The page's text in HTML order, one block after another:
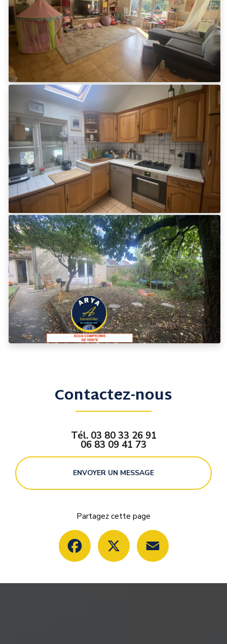
Contactez-nous
Tél. 03 80 33 26 91
06 83 09 41 73
ENVOYER UN MESSAGE
Partagez cette page
Facebook